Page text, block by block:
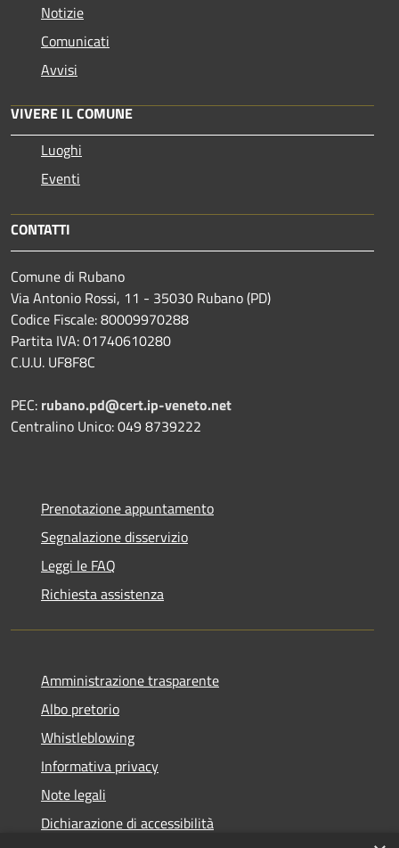
Notizie
Comunicati
Avvisi
VIVERE IL COMUNE
Luoghi
Eventi
CONTATTI
Comune di Rubano
Via Antonio Rossi, 11 - 35030 Rubano (PD)
Codice Fiscale: 80009970288
Partita IVA: 01740610280
C.U.U. UF8F8C
PEC: rubano.pd@cert.ip-veneto.net
Centralino Unico: 049 8739222
Prenotazione appuntamento
Segnalazione disservizio
Leggi le FAQ
Richiesta assistenza
Amministrazione trasparente
Albo pretorio
Whistleblowing
Informativa privacy
Note legali
Dichiarazione di accessibilità